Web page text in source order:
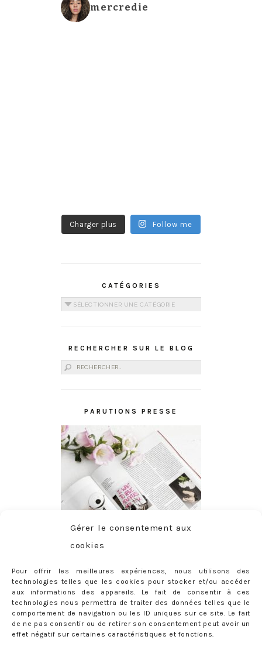
Gérer le consentement aux
cookies
Pour offrir les meilleures expériences, nous utilisons des
technologies telles que les cookies pour stocker et/ou accéder
aux informations des appareils. Le fait de consentir à ces
technologies nous permettra de traiter des données telles que le
comportement de navigation ou les ID uniques sur ce site. Le fait
de ne pas consentir ou de retirer son consentement peut avoir un
effet négatif sur certaines caractéristiques et fonctions.
mercredie
Charger plus Follow me
CATÉGORIES
Catégories
RECHERCHER SUR LE BLOG
Rechercher :
PARUTIONS PRESSE
ABONNEMENT